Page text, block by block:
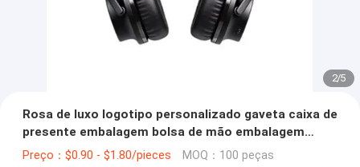
2/5
Rosa de luxo logotipo personalizado gaveta caixa de
presente embalagem bolsa de mão embalagem
caixa
Preço：$0.90 - $1.80/pieces MOQ：100 peças